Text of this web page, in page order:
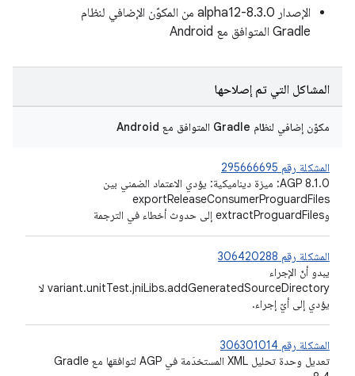
الإصدار 8.3.0-alpha12 من المكوّن الإضافي لنظام
Gradle المتوافق مع Android
المشاكل التي تم إصلاحها
مكوّن إضافي لنظام Gradle المتوافق مع Android
المشكلة رقم 295666695
AGP 8.1.0: ميزة ديناميكية: يؤدي الاعتماد الضمني بين
exportReleaseConsumerProguardFiles
وextractProguardFiles إلى حدوث أخطاء في الترجمة
المشكلة رقم 306420288
يبدو أنّ الإجراء
variant.unitTest.jniLibs.addGeneratedSourceDirectory لا
يؤدي إلى أيّ إجراء.
المشكلة رقم 306301014
تعديل وحدة تحليل XML المستخدَمة في AGP لتوافقها مع Gradle